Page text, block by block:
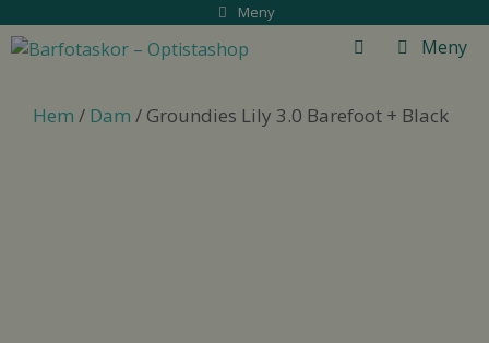
till
Meny
Meny
Hem / Dam / Groundies Lily 3.0 Barefoot + Black